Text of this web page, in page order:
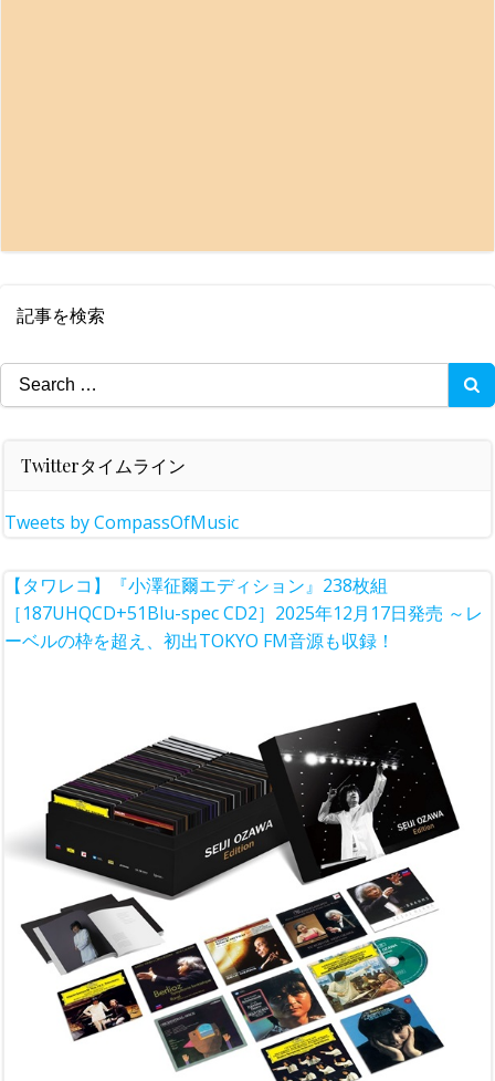
記事を検索
Search
for:
Twitterタイムライン
Tweets by CompassOfMusic
【タワレコ】『小澤征爾エディション』238枚組
［187UHQCD+51Blu-spec CD2］2025年12月17日発売 ～レ
ーベルの枠を超え、初出TOKYO FM音源も収録！